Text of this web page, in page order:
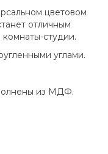
цветовом
отличным
студии.
углами.
из МДФ.